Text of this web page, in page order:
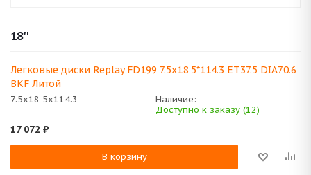
18''
Легковые диски Replay FD199 7.5x18 5*114.3 ET37.5 DIA70.6
BKF Литой
7.5x18 5x114.3
Наличие:
Доступно к заказу (12)
17 072 ₽
В корзину